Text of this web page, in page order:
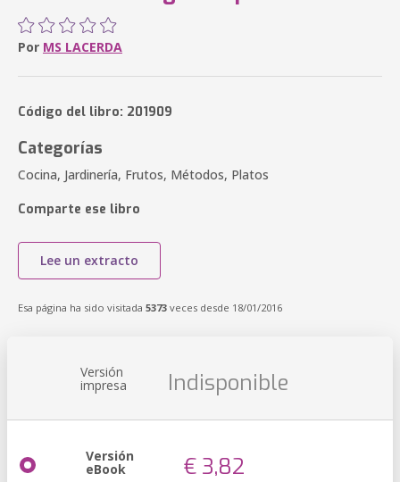
Por MS LACERDA
Código del libro: 201909
Categorías
Cocina, Jardinería, Frutos, Métodos, Platos
Comparte ese libro
Lee un extracto
Esa página ha sido visitada 5373 veces desde 18/01/2016
Versión
impresa Indisponible
Versión
eBook € 3,82